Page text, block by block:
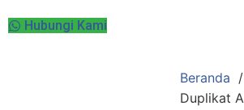
Hubungi Kami
Beranda
Duplikat